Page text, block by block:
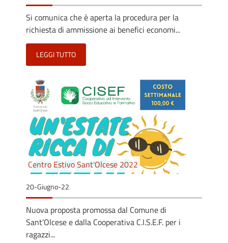
Si comunica che è aperta la procedura per la
richiesta di ammissione ai benefici economi...
LEGGI TUTTO
Centro Estivo Sant'Olcese 2022
20-Giugno-22
Nuova proposta promossa dal Comune di
Sant’Olcese e dalla Cooperativa C.I.S.E.F. per i
ragazzi...